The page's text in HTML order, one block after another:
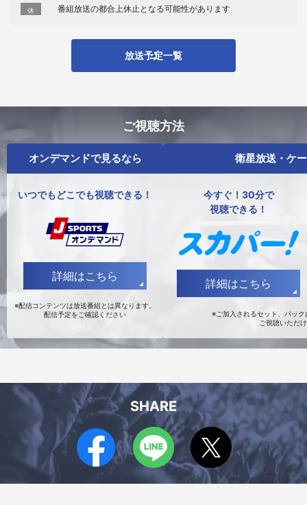
休 番組放送の都合上休止となる可能性があります
放送予定一覧
ご視聴方法
オンデマンドで見るなら
いつでもどこでも視聴できる！
詳細はこちら
※配信コンテンツは放送番組とは異なります。
配信予定をご確認ください
衛星放送・ケ
今すぐ！30分で
視聴できる！
詳細はこちら
※ご加入されるセット、パッ
ご視聴いただ
SHARE